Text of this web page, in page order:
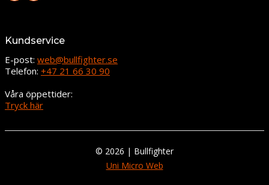
Kundservice
E-post: web@bullfighter.se
Telefon: +47 21 66 30 90
Våra öppettider:
Tryck här
© 2026 | Bullfighter
Uni Micro Web